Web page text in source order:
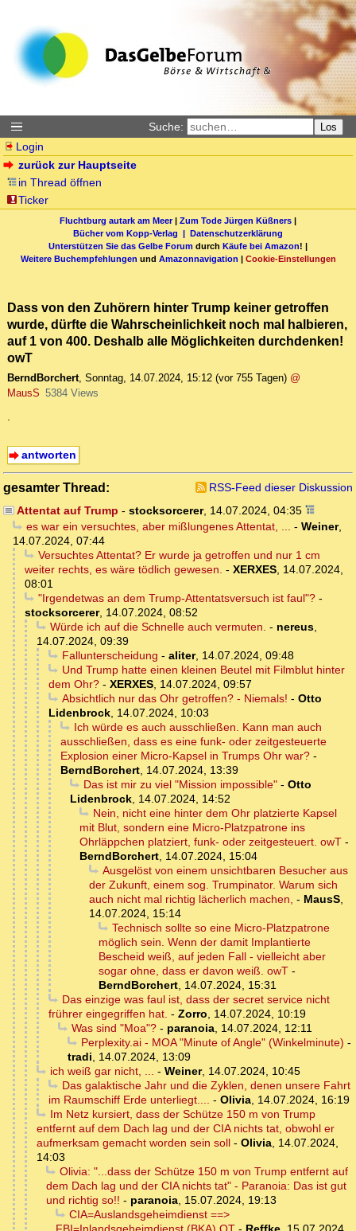
Suche: Los
Login
zurück zur Hauptseite
in Thread öffnen
Ticker
Fluchtburg autark am Meer| Zum Tode Jürgen Küßners |
Bücher vom Kopp-Verlag | Datenschutzerklärung
Unterstützen Sie das Gelbe Forum durch Käufe bei Amazon! |
Weitere Buchempfehlungen und Amazonnavigation | Cookie-Einstellungen
Dass von den Zuhörern hinter Trump keiner getroffen
wurde, dürfte die Wahrscheinlichkeit noch mal halbieren,
auf 1 von 400. Deshalb alle Möglichkeiten durchdenken!
owT
BerndBorchert, Sonntag, 14.07.2024, 15:12 (vor 755 Tagen) @
MausS 5384 Views
.
antworten
gesamter Thread:
RSS-Feed dieser Diskussion
Attentat auf Trump - stocksorcerer, 14.07.2024, 04:35
es war ein versuchtes, aber mißlungenes Attentat, ... - Weiner,
14.07.2024, 07:44
Versuchtes Attentat? Er wurde ja getroffen und nur 1 cm
weiter rechts, es wäre tödlich gewesen. - XERXES, 14.07.2024,
08:01
"Irgendetwas an dem Trump-Attentatsversuch ist faul"?-
stocksorcerer, 14.07.2024, 08:52
Würde ich auf die Schnelle auch vermuten. - nereus,
14.07.2024, 09:39
Fallunterscheidung - aliter, 14.07.2024, 09:48
Und Trump hatte einen kleinen Beutel mit Filmblut hinter
dem Ohr? - XERXES, 14.07.2024, 09:57
Absichtlich nur das Ohr getroffen? - Niemals! - Otto
Lidenbrock, 14.07.2024, 10:03
Ich würde es auch ausschließen. Kann man auch
ausschließen, dass es eine funk- oder zeitgesteuerte
Explosion einer Micro-Kapsel in Trumps Ohr war? -
BerndBorchert, 14.07.2024, 13:39
Das ist mir zu viel "Mission impossible"- Otto
Lidenbrock, 14.07.2024, 14:52
Nein, nicht eine hinter dem Ohr platzierte Kapsel
mit Blut, sondern eine Micro-Platzpatrone ins
Ohrläppchen platziert, funk- oder zeitgesteuert. owT -
BerndBorchert, 14.07.2024, 15:04
Ausgelöst von einem unsichtbaren Besucher aus
der Zukunft, einem sog. Trumpinator. Warum sich
auch nicht mal richtig lächerlich machen, - MausS,
14.07.2024, 15:14
Technisch sollte so eine Micro-Platzpatrone
möglich sein. Wenn der damit Implantierte
Bescheid weiß, auf jeden Fall - vielleicht aber
sogar ohne, dass er davon weiß. owT -
BerndBorchert, 14.07.2024, 15:31
Das einzige was faul ist, dass der secret service nicht
frührer eingegriffen hat. - Zorro, 14.07.2024, 10:19
Was sind "Moa"?- paranoia, 14.07.2024, 12:11
Perplexity.ai - MOA "Minute of Angle" (Winkelminute) -
tradi, 14.07.2024, 13:09
ich weiß gar nicht, ... - Weiner, 14.07.2024, 10:45
Das galaktische Jahr und die Zyklen, denen unsere Fahrt
im Raumschiff Erde unterliegt.... - Olivia, 14.07.2024, 16:19
Im Netz kursiert, dass der Schütze 150 m von Trump
entfernt auf dem Dach lag und der CIA nichts tat, obwohl er
aufmerksam gemacht worden sein soll - Olivia, 14.07.2024,
14:03
Olivia: "...dass der Schütze 150 m von Trump entfernt auf
dem Dach lag und der CIA nichts tat" - Paranoia: Das ist gut
und richtig so!! - paranoia, 15.07.2024, 19:13
CIA=Auslandsgeheimdienst ==>